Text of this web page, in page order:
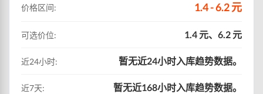
价格区间: 1.4 - 6.2 元
可选价位: 1.4 元、6.2 元
近24小时: 暂无近24小时入库趋势数据。
近7天:
暂无近168小时入库趋势数据。